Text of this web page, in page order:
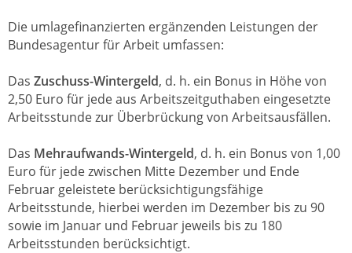
Die umlagefinanzierten ergänzenden Leistungen der
Bundesagentur für Arbeit umfassen:
Das Zuschuss-Wintergeld, d. h. ein Bonus in Höhe von
2,50 Euro für jede aus Arbeitszeitguthaben eingesetzte
Arbeitsstunde zur Überbrückung von Arbeitsausfällen.
Das Mehraufwands-Wintergeld, d. h. ein Bonus von 1,00
Euro für jede zwischen Mitte Dezember und Ende
Februar geleistete berücksichtigungsfähige
Arbeitsstunde, hierbei werden im Dezember bis zu 90
sowie im Januar und Februar jeweils bis zu 180
Arbeitsstunden berücksichtigt.